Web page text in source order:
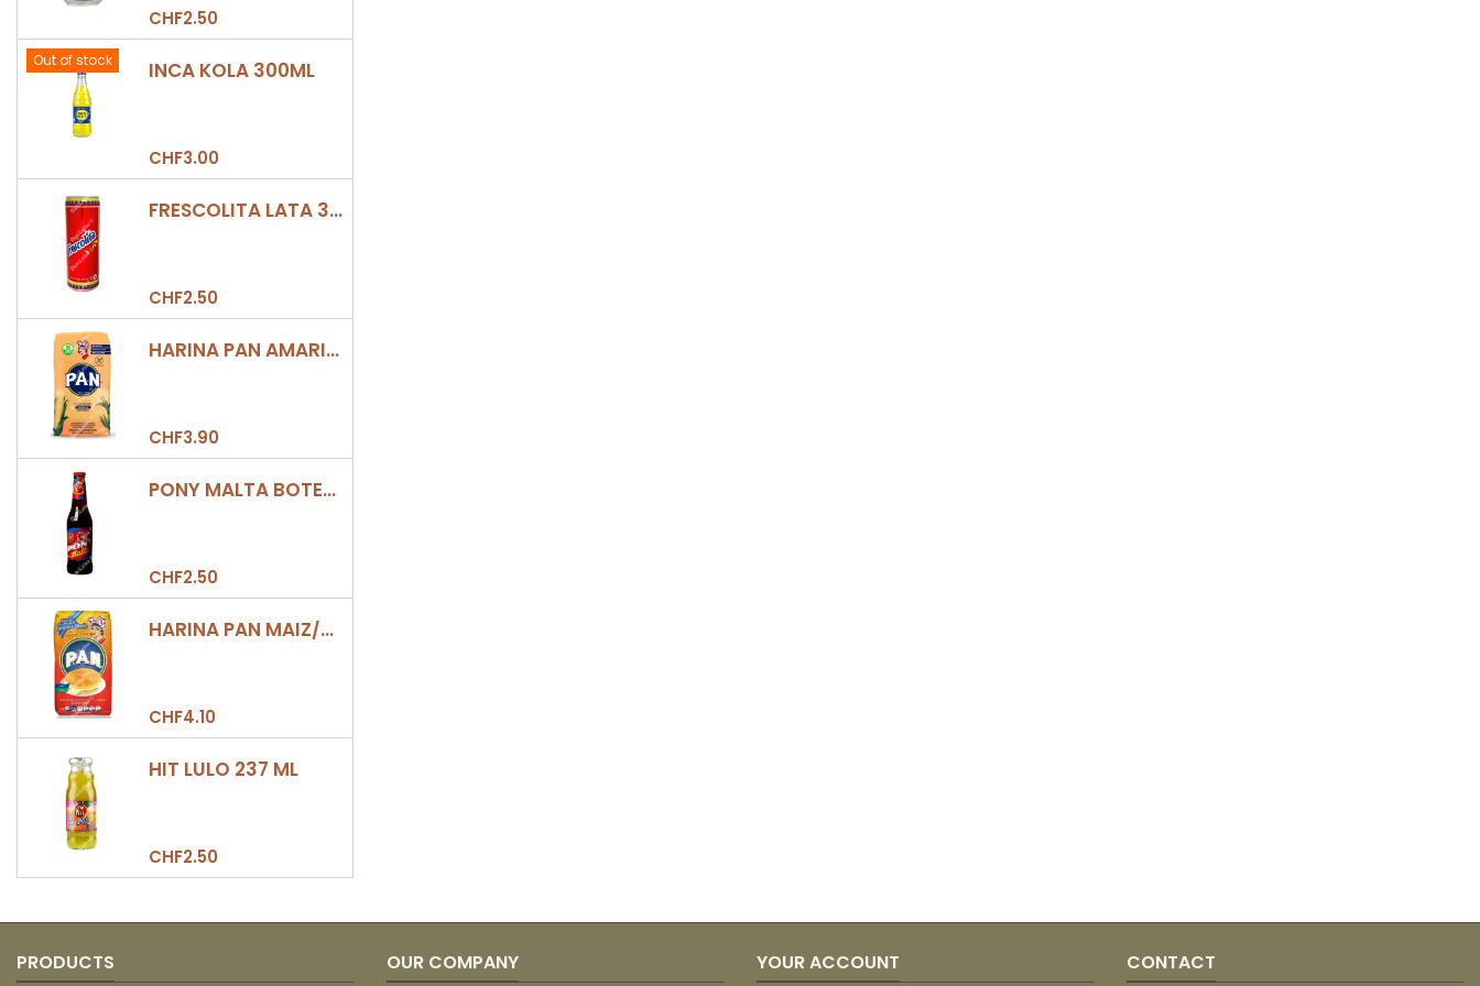
CHF2.50
Out of stock INCA KOLA 300ML
CHF3.00
FRESCOLITA LATA 330ML
CHF2.50
HARINA PAN AMARILLA
CHF3.90
PONY MALTA BOTELLA 330ML
CHF2.50
HARINA PAN MAIZ/DULCE 500GR
CHF4.10
HIT LULO 237 ML
CHF2.50
PRODUCTS OUR COMPANY YOUR ACCOUNT CONTACT